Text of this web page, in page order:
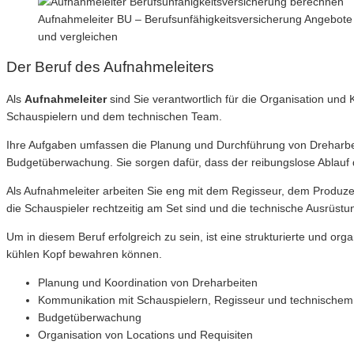
Aufnahmeleiter BU – Berufsunfähigkeitsversicherung
und vergleichen
Der Beruf des Aufnahmeleiters
Als Aufnahmeleitersind Sie verantwortlich für die Organisation und
Schauspielern und dem technischen Team.
Ihre Aufgaben umfassen die Planung und Durchführung von
Budgetüberwachung. Sie sorgen dafür, dass der reibungslose
Als Aufnahmeleiter arbeiten Sie eng mit dem Regisseur, dem
die Schauspieler rechtzeitig am Set sind und die technische
Um in diesem Beruf erfolgreich zu sein, ist eine strukturierte und
kühlen Kopf bewahren können.
Planung und Koordination von Dreharbeiten
Kommunikation mit Schauspielern, Regisseur und
Budgetüberwachung
Organisation von Locations und Requisiten